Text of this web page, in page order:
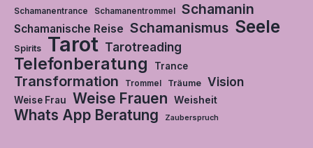
Schamanentrance
Schamanentrommel Schamanin
Schamanische Reise Schamanismus Seele
Spirits Tarot Tarotreading
Telefonberatung Trance
Transformation Trommel Träume Vision
Weise Frau Weise Frauen Weisheit
Whats App Beratung Zauberspruch